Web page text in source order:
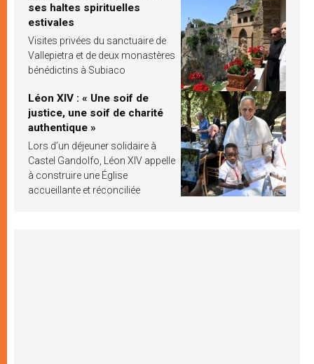
ses haltes spirituelles
estivales
Visites privées du sanctuaire de
Vallepietra et de deux monastères
bénédictins à Subiaco
Léon XIV : « Une soif de
justice, une soif de charité
authentique »
Lors d’un déjeuner solidaire à
Castel Gandolfo, Léon XIV appelle
à construire une Église
accueillante et réconciliée